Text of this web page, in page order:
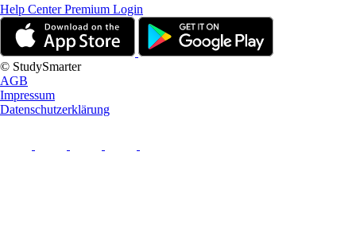
Help CenterPremium Login
© StudySmarter
AGB
Impressum
Datenschutzerklärung